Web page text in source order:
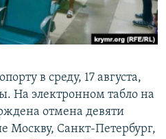
в среду, 17 августа,
На электронном табло на
отмена девяти
Москву, Санкт-Петербург,